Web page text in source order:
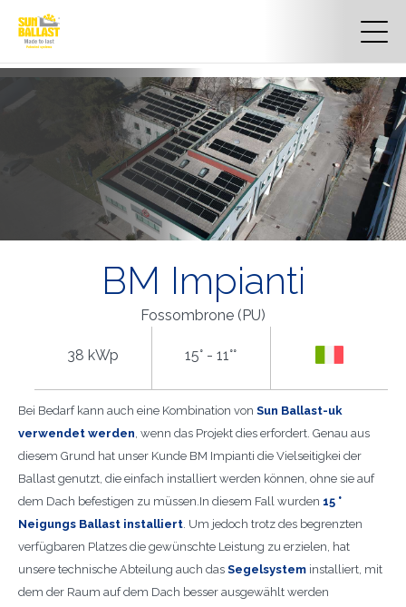
BM Impianti
Fossombrone (PU)
38 kWp 15° - 11°°
Bei Bedarf kann auch eine Kombination von Sun Ballast-uk
verwendet werden, wenn das Projekt dies erfordert. Genau aus
diesem Grund hat unser Kunde BM Impianti die Vielseitigkei der
Ballast genutzt, die einfach installiert werden können, ohne sie auf
dem Dach befestigen zu müssen.In diesem Fall wurden 15 °
Neigungs Ballast installiert. Um jedoch trotz des begrenzten
verfügbaren Platzes die gewünschte Leistung zu erzielen, hat
unsere technische Abteilung auch das Segelsystem installiert, mit
dem der Raum auf dem Dach besser ausgewählt werden